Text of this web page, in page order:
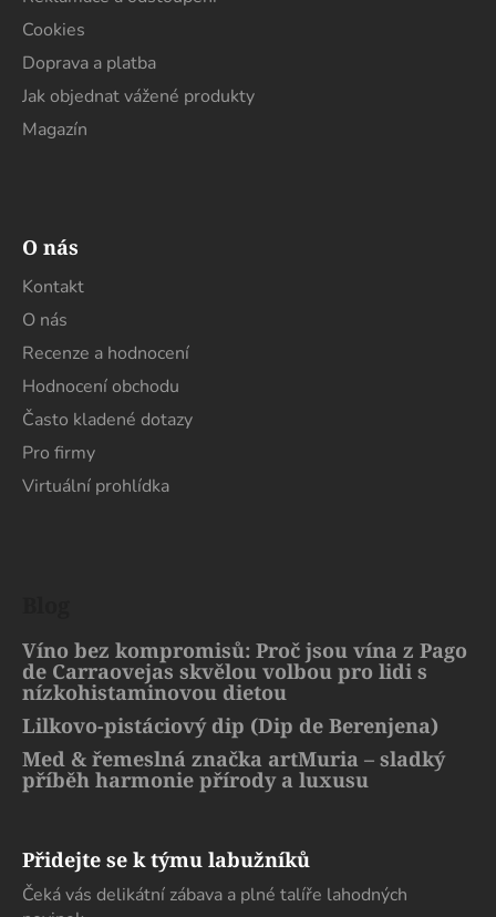
Cookies
Doprava a platba
Jak objednat vážené produkty
Magazín
O nás
Kontakt
O nás
Recenze a hodnocení
Hodnocení obchodu
Často kladené dotazy
Pro firmy
Virtuální prohlídka
Víno bez kompromisů: Proč jsou vína z Pago
de Carraovejas skvělou volbou pro lidi s
nízkohistaminovou dietou
Lilkovo-pistáciový dip (Dip de Berenjena)
Med & řemeslná značka artMuria – sladký
příběh harmonie přírody a luxusu
Přidejte se k týmu labužníků
Čeká vás delikátní zábava a plné talíře lahodných